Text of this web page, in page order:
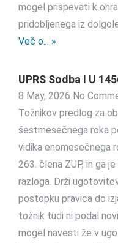
mogel prispevati k
pridobljenega iz
Več o... »
UPRS Sodba I U
8 May, 2026 No
Tožnikov predlog za
šestmesečnega roka
vidika enomesečnega
263. člena ZUP, in ga
razloga. Drži
postopku pravica do
tožnik tudi ni podal
mogel navesti že v